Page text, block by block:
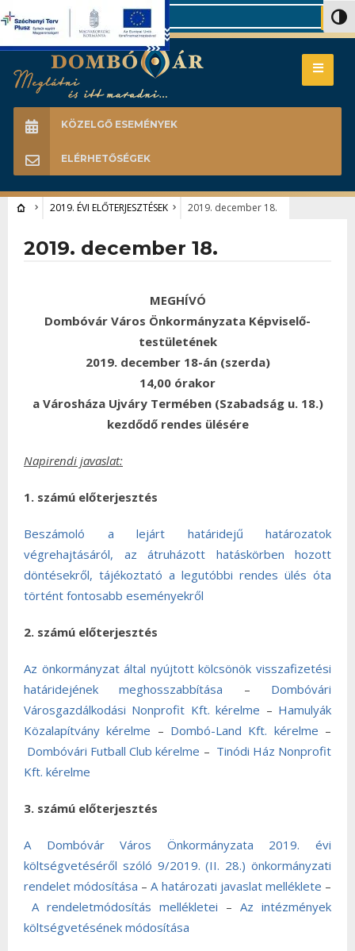
Search
KÖZELGŐ ESEMÉNYEK
ELÉRHETŐSÉGEK
2019. ÉVI ELŐTERJESZTÉSEK 2019. december 18.
2019. december 18.
MEGHÍVÓ
Dombóvár Város Önkormányzata Képviselő-
testületének
2019. december 18-án (szerda)
14,00 órakor
a Városháza Ujváry Termében (Szabadság u. 18.)
kezdődő rendes ülésére
Napirendi javaslat:
1. számú előterjesztés
Beszámoló a lejárt határidejű határozatok
végrehajtásáról, az átruházott hatáskörben hozott
döntésekről, tájékoztató a legutóbbi rendes ülés óta
történt fontosabb eseményekről
2. számú előterjesztés
Az önkormányzat által nyújtott kölcsönök visszafizetési
határidejének meghosszabbítása – Dombóvári
Városgazdálkodási Nonprofit Kft. kérelme – Hamulyák
Közalapítvány kérelme – Dombó-Land Kft. kérelme –
Dombóvári Futball Club kérelme – Tinódi Ház Nonprofit
Kft. kérelme
3. számú előterjesztés
A Dombóvár Város Önkormányzata 2019. évi
költségvetéséről szóló 9/2019. (II. 28.) önkormányzati
rendelet módosítása –A határozati javaslat melléklete –
A rendeletmódosítás mellékletei – Az intézmények
költségvetésének módosítása